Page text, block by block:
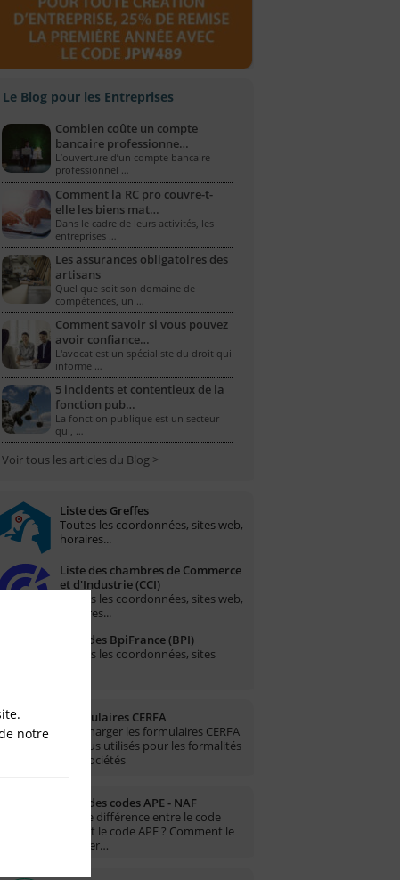
Le Blog pour les Entreprises
Combien coûte un compte
bancaire professionne…
L’ouverture d’un compte bancaire
professionnel …
Comment la RC pro couvre-t-
elle les biens mat…
Dans le cadre de leurs activités, les
entreprises …
Les assurances obligatoires des
artisans
Quel que soit son domaine de
compétences, un …
Comment savoir si vous pouvez
avoir confiance…
L'avocat est un spécialiste du droit qui
informe …
5 incidents et contentieux de la
fonction pub…
La fonction publique est un secteur
qui, …
Voir tous les articles du Blog >
Liste des Greffes
Toutes les coordonnées, sites web,
horaires...
Liste des chambres de Commerce
et d'Industrie (CCI)
Toutes les coordonnées, sites web,
horaires...
Liste des BpiFrance (BPI)
Toutes les coordonnées, sites
Formulaires CERFA
Télécharger les formulaires CERFA
les plus utilisés pour les formalités
des sociétés
Liste des codes APE - NAF
Quelle différence entre le code
NAF et le code APE ? Comment le
trouver…
notre